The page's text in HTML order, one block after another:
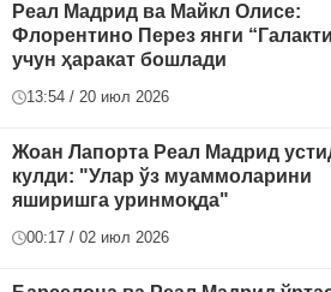
Реал Мадрид ва Майкл Олисе:
Флорентино Перез янги
учун ҳаракат бошлади
13:54 / 20 июл 2026
Жоан Лапорта Реал Мадрид
кулди: "Улар ўз муаммоларини
яширишга уринмоқда"
00:17 / 02 июл 2026